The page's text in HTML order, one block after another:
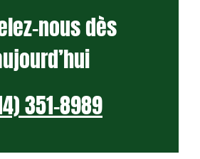
nous dès
351-8989